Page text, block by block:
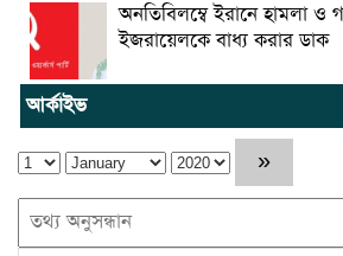
অনতিবিলম্বে ইরানে হামলা ও
ইজরায়েলকে বাধ্য করার ডাক
আর্কাইভ